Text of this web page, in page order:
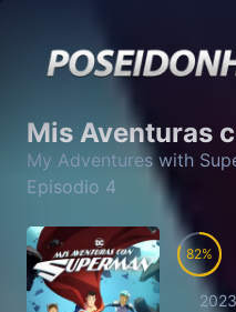
Mis Aventuras
My Adventures with
Episodio 4
82
2023